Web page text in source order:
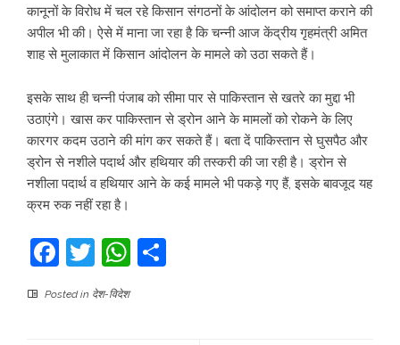
कानूनों के विरोध में चल रहे किसान संगठनों के आंदोलन को समाप्‍त कराने की
अपील भी की। ऐसे में माना जा रहा है कि चन्‍नी आज केंद्रीय गृहमंत्री अमित
शाह से मुलाकात में किसान आंदोलन के मामले को उठा सकते हैं।
इसके साथ ही चन्‍नी पंजाब को सीमा पार से पाकिस्‍तान से खतरे का मुद्दा भी
उठाएंगे। खास कर पाकिस्‍तान से ड्रोन आने के मामलों को रोकने के लिए
कारगर कदम उठाने की मांग कर सकते हैं। बता दें पाकिस्‍तान से घुसपैठ और
ड्रोन से नशीले पदार्थ और हथियार की तस्‍करी की जा रही है। ड्रोन से
नशीला पदार्थ व हथियार आने के कई मामले भी पकड़े गए हैं, इसके बावजूद यह
क्रम रुक नहीं रहा है।
Facebook
TwitterWhatsApp
Posted in देश-विदेश